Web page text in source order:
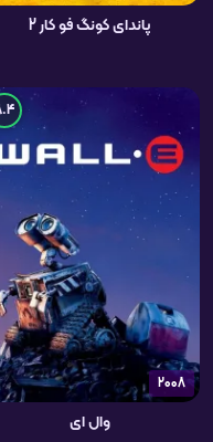
پاندای کونگ فو کار 2
2008
وال ای